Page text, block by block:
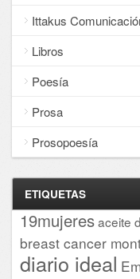
Ittakus
Libros
Poesía
Prosa
Prosopoesía
ETIQUETAS
19mujeresaceite
breast cancer
diario ideal